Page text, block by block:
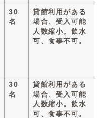
30
名
貸館利用がある
場合、受入可能
人数縮小。飲水
可、食事不可。
30
名
貸館利用がある
場合、受入可能
人数縮小。飲水
可、食事不可。